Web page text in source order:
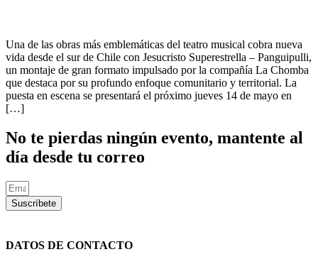
Una de las obras más emblemáticas del teatro musical cobra nueva
vida desde el sur de Chile con Jesucristo Superestrella – Panguipulli,
un montaje de gran formato impulsado por la compañía La Chomba
que destaca por su profundo enfoque comunitario y territorial. La
puesta en escena se presentará el próximo jueves 14 de mayo en
[…]
No te pierdas ningún evento, mantente al
día desde tu correo
Suscríbete
DATOS DE CONTACTO